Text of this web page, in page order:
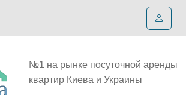
№1 на рынке посуточной аренды
квартир Киева и Украины